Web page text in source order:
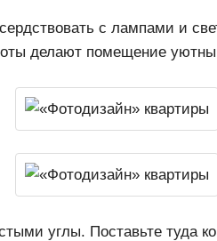
с лампами и
делают помещение
углы. Поставьте туда